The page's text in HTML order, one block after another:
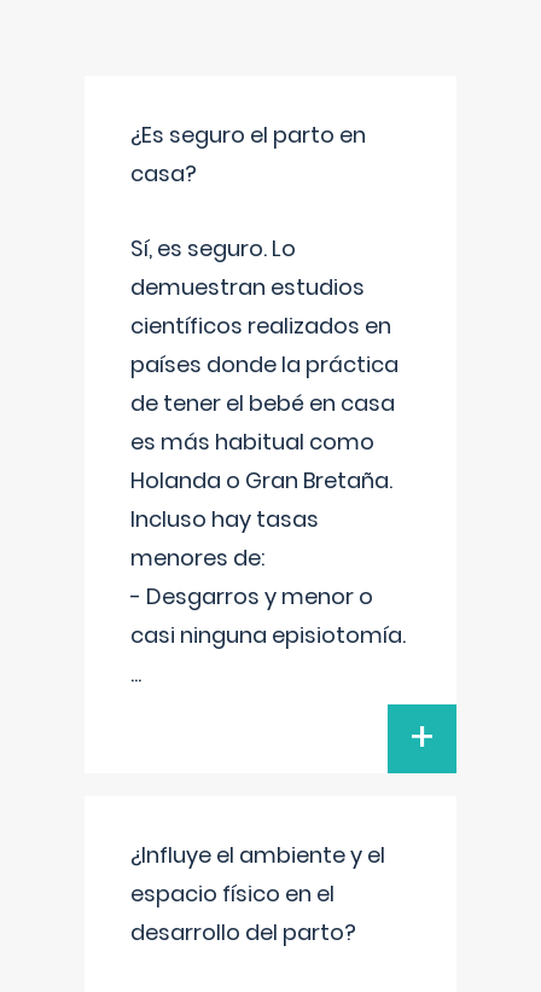
¿Es seguro el parto en
casa?
Sí, es seguro. Lo
demuestran estudios
científicos realizados en
países donde la práctica
de tener el bebé en casa
es más habitual como
Holanda o Gran Bretaña.
Incluso hay tasas
menores de:
- Desgarros y menor o
casi ninguna episiotomía.
...
+
¿Influye el ambiente y el
espacio físico en el
desarrollo del parto?